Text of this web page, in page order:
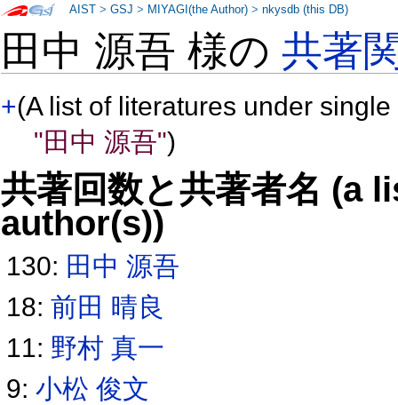
田中 源吾 様の共著
+(A list of literatures under
"田中 源吾")
共著回数と共著者名 (a
author(s))
130: 田中 源吾
18:前田 晴良
11: 野村 真一
9:小松 俊文
AIST >GSJ > MIYAGI(the Author) >nkysdb (this DB)